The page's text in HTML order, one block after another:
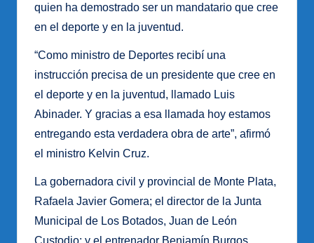
quien ha demostrado ser un mandatario que cree
en el deporte y en la juventud.
“Como ministro de Deportes recibí una
instrucción precisa de un presidente que cree en
el deporte y en la juventud, llamado Luis
Abinader. Y gracias a esa llamada hoy estamos
entregando esta verdadera obra de arte”, afirmó
el ministro Kelvin Cruz.
La gobernadora civil y provincial de Monte Plata,
Rafaela Javier Gomera; el director de la Junta
Municipal de Los Botados, Juan de León
Custodio; y el entrenador Benjamín Burgos